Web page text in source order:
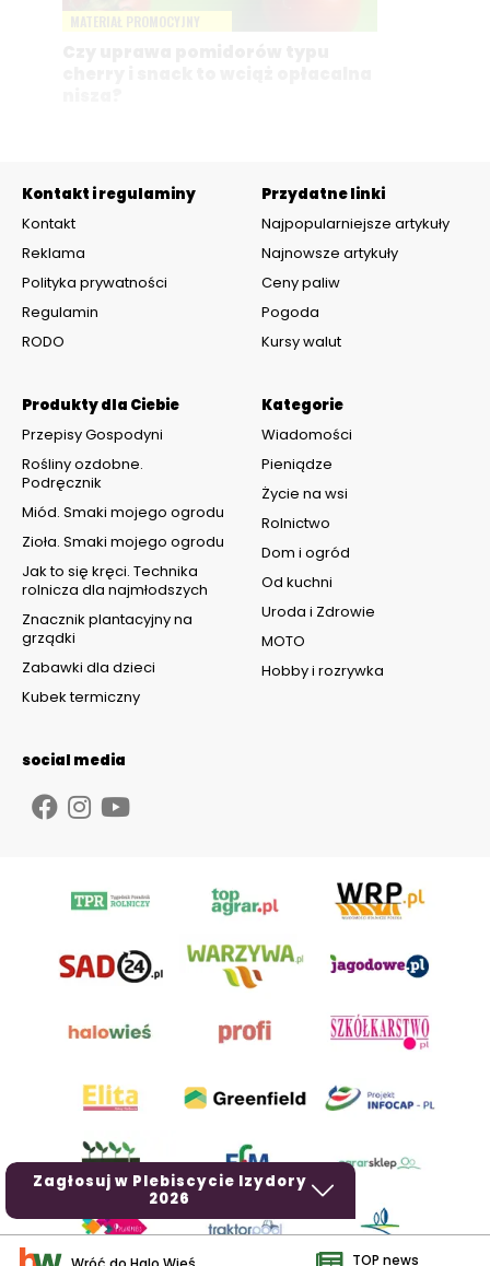
Zagłosuj w Plebiscycie Izydory
2026
Kontakt i regulaminy
Kontakt
Reklama
Polityka prywatności
Regulamin
RODO
Kategorie
Wiadomości
Pieniądze
Życie na wsi
Rolnictwo
Dom i ogród
Od kuchni
Uroda i Zdrowie
MOTO
Hobby i rozrywka
Produkty dla Ciebie
Przepisy Gospodyni
Rośliny ozdobne.
Podręcznik
Miód. Smaki mojego ogrodu
Zioła. Smaki mojego ogrodu
Jak to się kręci. Technika
rolnicza dla najmłodszych
Znacznik plantacyjny na
grządki
Zabawki dla dzieci
Kubek termiczny
Przydatne linki
Najpopularniejsze artykuły
Najnowsze artykuły
Ceny paliw
Pogoda
Kursy walut
social media
TOP news